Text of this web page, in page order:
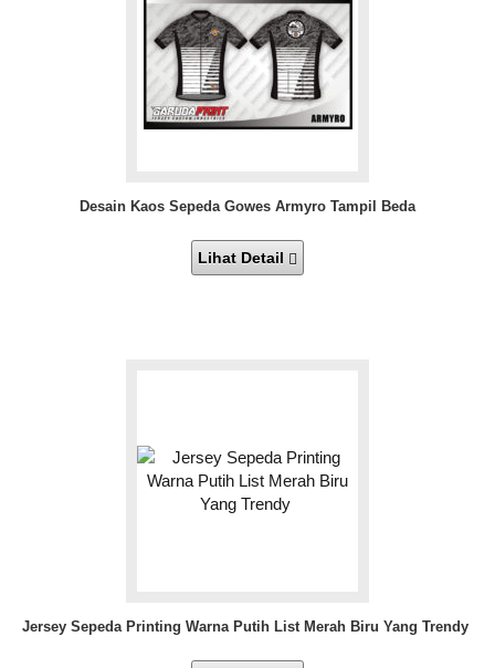
Desain Kaos Sepeda Gowes Armyro Tampil Beda
Lihat Detail
Jersey Sepeda Printing Warna Putih List Merah Biru Yang Trendy